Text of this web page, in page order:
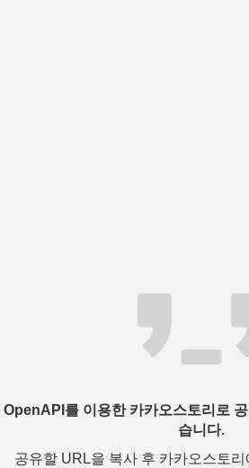
OpenAPI를 이용한 카카오스토리로
습니다.
공유할 URL을 복사 후 카카오스토